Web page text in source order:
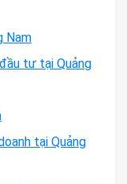
Nam
tư tại Quảng
tại Quảng